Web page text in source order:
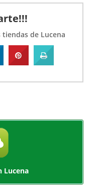
de Lucena
Lucena